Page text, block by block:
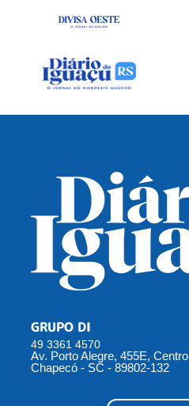
GRUPO DI
49 3361 4570
Av. Porto Alegre, 455E, Centro
Chapecó - SC - 89802-132